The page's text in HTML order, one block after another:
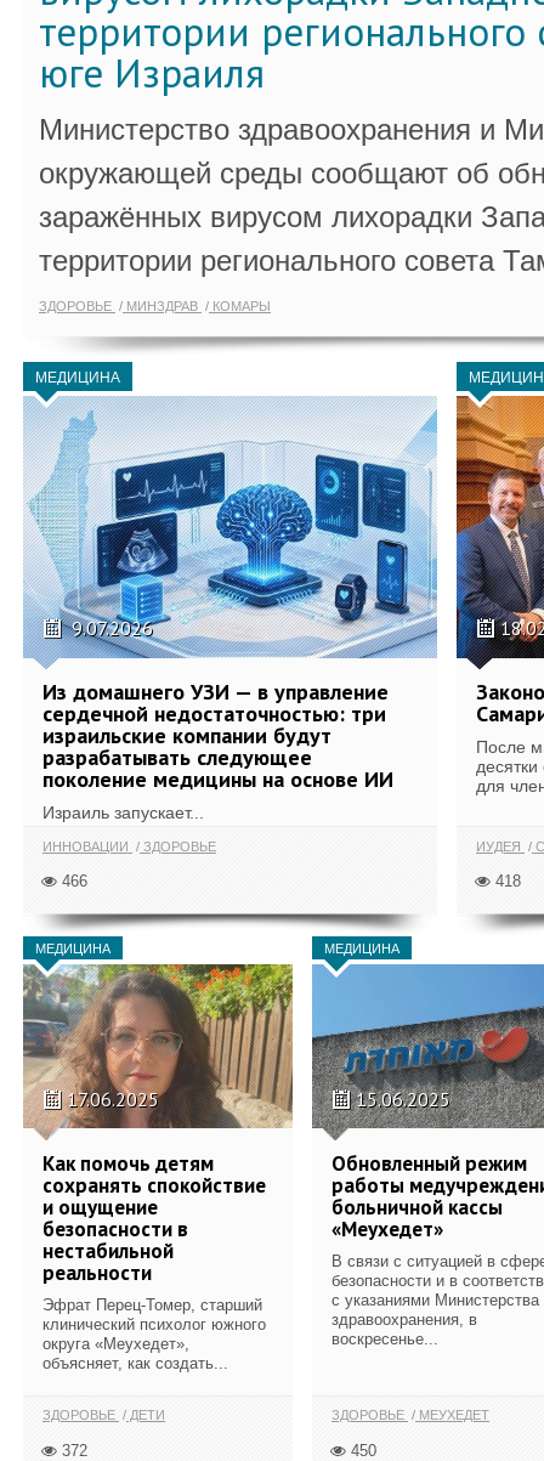
территории регионального
юге Израиля
Министерство здравоохранения и
окружающей среды сообщают об
заражённых вирусом лихорадки
территории регионального совета
ЗДОРОВЬЕ МИНЗДРАВ КОМАРЫ
МЕДИЦИНА
9.07.2026
Из домашнего УЗИ — в управление
сердечной недостаточностью: три
израильские компании будут
разрабатывать следующее
поколение медицины на основе ИИ
Израиль запускает...
ИННОВАЦИИ ЗДОРОВЬЕ
466
После
для
ИУДЕЯ
418
МЕДИЦИНА
17.06.2025
Как помочь детям
сохранять спокойствие
и ощущение
безопасности в
нестабильной
реальности
Эфрат Перец-Томер, старший
клинический психолог южного
округа «Меухедет»,
объясняет, как создать...
ЗДОРОВЬЕ ДЕТИ
372
МЕДИЦИНА
15.06.2025
Обновленный режим
работы
больничной кассы
«Меухедет»
В связи с ситуацией в
безопасности и в
с указаниями Министерства
здравоохранения, в
воскресенье...
ЗДОРОВЬЕ МЕУХЕДЕТ
450